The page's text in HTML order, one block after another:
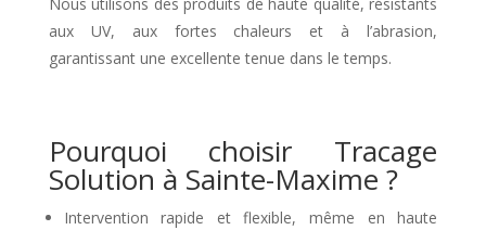
aux UV, aux fortes chaleurs et à l’abrasion,
garantissant une excellente tenue dans le temps.
Pourquoi choisir Tracage
Solution à Sainte-Maxime ?
Intervention rapide et flexible, même en haute